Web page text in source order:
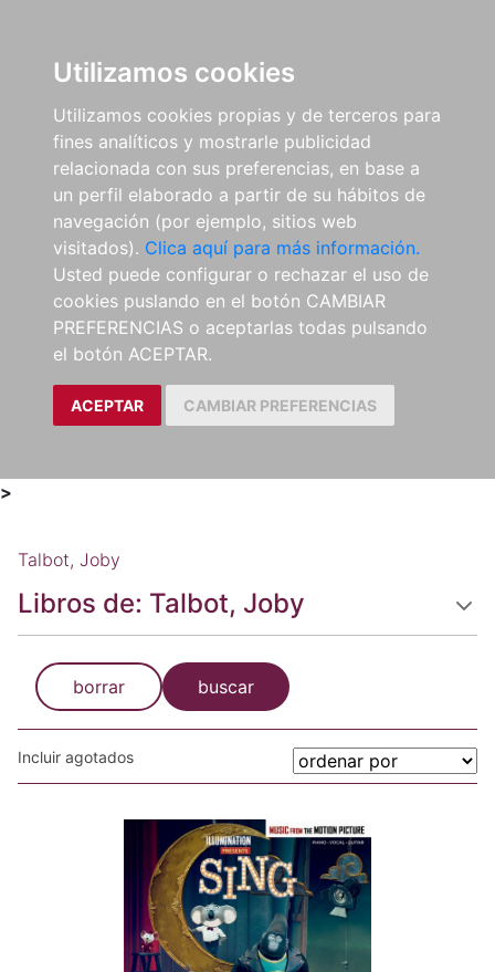
Utilizamos cookies
Utilizamos cookies propias y de terceros para
fines analíticos y mostrarle publicidad
relacionada con sus preferencias, en base a
un perfil elaborado a partir de su hábitos de
navegación (por ejemplo, sitios web
visitados). Clica aquí para más información.
Usted puede configurar o rechazar el uso de
cookies puslando en el botón CAMBIAR
PREFERENCIAS o aceptarlas todas pulsando
el botón ACEPTAR.
ACEPTAR CAMBIAR PREFERENCIAS
>
Talbot, Joby
Libros de: Talbot, Joby
borrar buscar
Incluir agotados